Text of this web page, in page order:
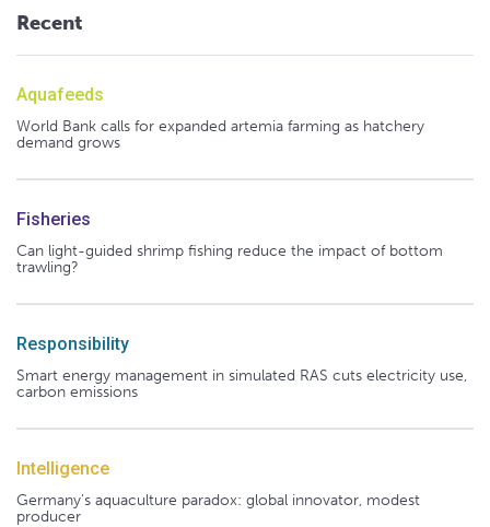
Recent
Aquafeeds
World Bank calls for expanded artemia farming as hatchery
demand grows
Fisheries
Can light-guided shrimp fishing reduce the impact of bottom
trawling?
Responsibility
Smart energy management in simulated RAS cuts electricity use,
carbon emissions
Intelligence
Germany's aquaculture paradox: global innovator, modest
producer